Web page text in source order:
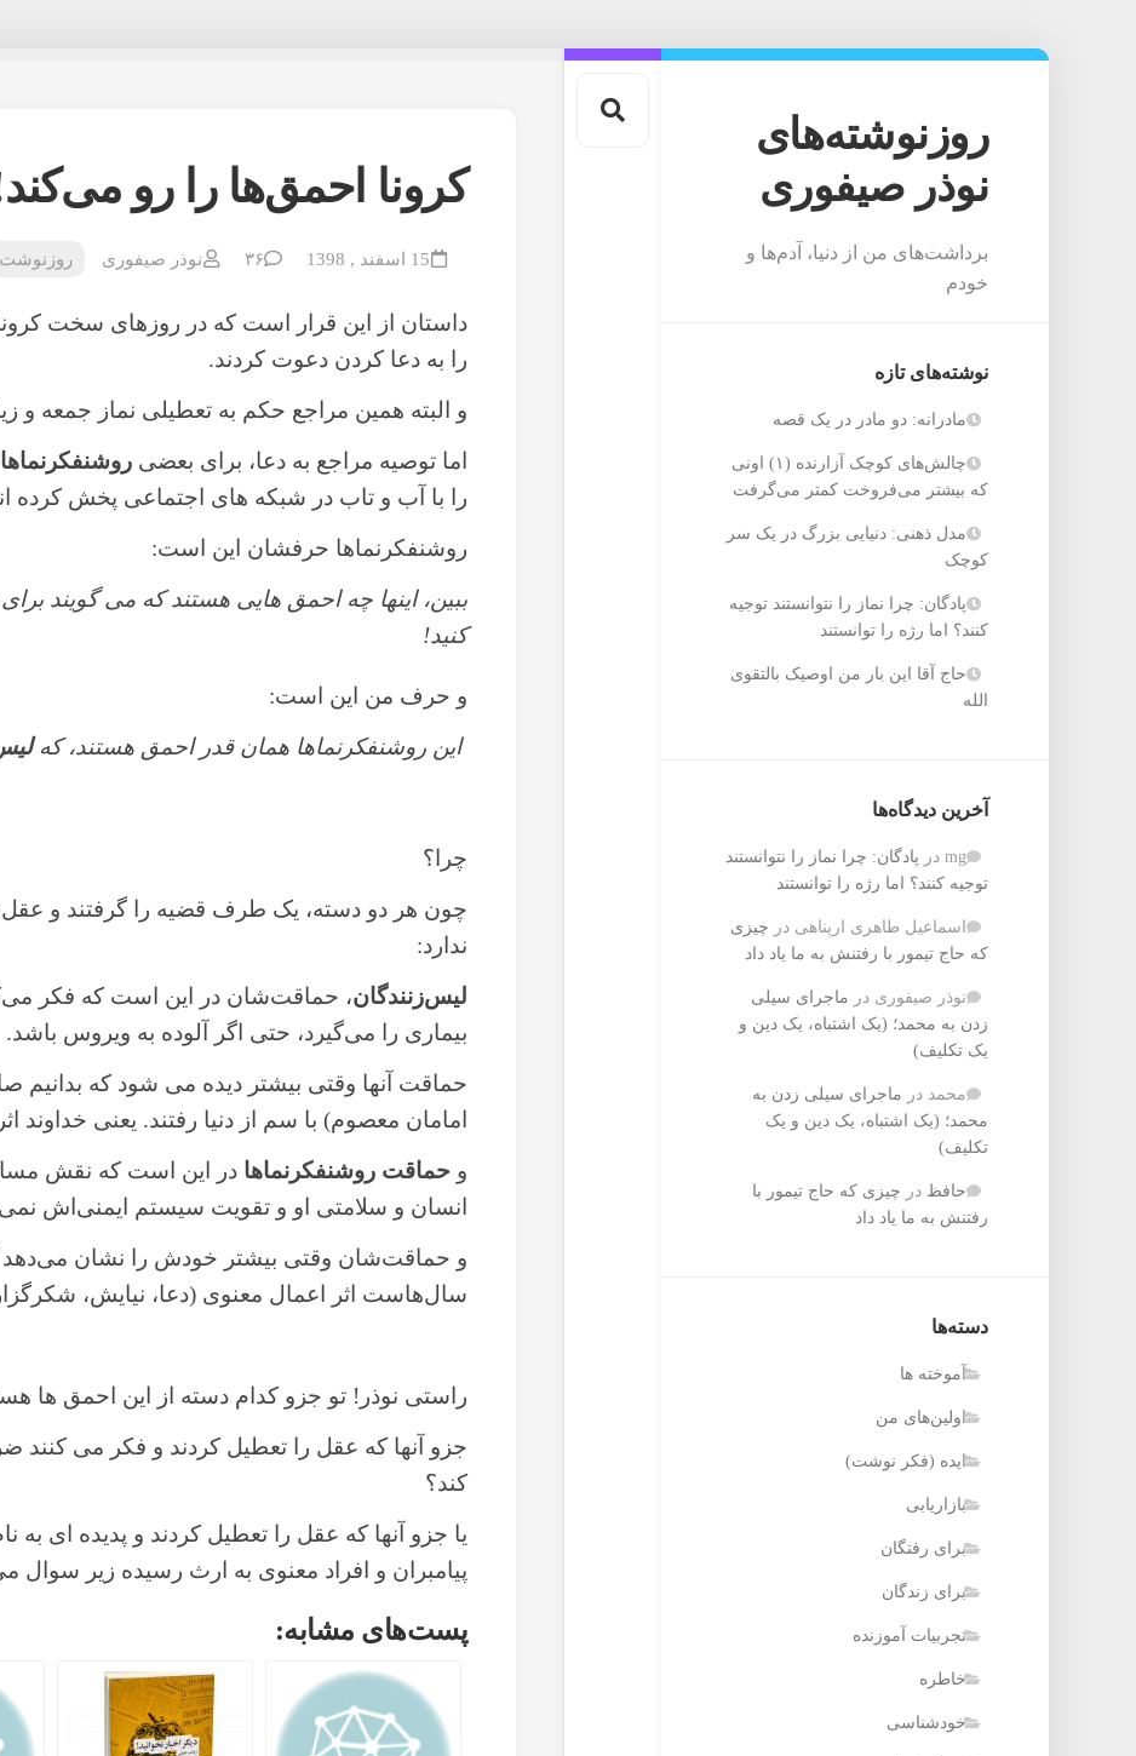
روزنوشته‌های
نوذر صیفوری
برداشت‌های من از دنیا، آدم‌ها و
خودم
نوشته‌های تازه
مادرانه: دو مادر در یک قصه
چالش‌های کوچک آزارنده (۱) اونی
که بیشتر می‌فروخت کمتر می‌گرفت
مدل ذهنی: دنیایی بزرگ در یک سر
کوچک
پادگان: چرا نماز را نتوانستند توجیه
کنند؟ اما رژه را توانستند
حاج آقا این بار من اوصیک بالتقوی
الله
آخرین دیدگاه‌ها
mg در پادگان: چرا نماز را نتوانستند
توجیه کنند؟ اما رژه را توانستند
اسماعیل طاهری ارپناهی در چیزی
که حاج تیمور با رفتنش به ما یاد داد
نوذر صیفوری در ماجرای سیلی
زدن به محمد؛ (یک اشتباه، یک دین و
یک تکلیف)
محمد در ماجرای سیلی زدن به
محمد؛ (یک اشتباه، یک دین و یک
تکلیف)
حافظ‌ در چیزی که حاج تیمور با
رفتنش به ما یاد داد
دسته‌ها
آموخته ها
اولین‌های من
ایده (فکر نوشت)
بازاریابی
برای رفتگان
برای زندگان
تجربیات آموزنده
خاطره
خودشناسی
کرونا احمق‌ها را رو
15 اسفند , 1398 ۳۶ نوذر صیفوری روزنوشت
داستان از این قرار است که در روزهای سخت
را به دعا کردن دعوت کردند.
و البته همین مراجع حکم به تعطیلی نماز جمعه و
اما توصیه مراجع به دعا، برای بعضی روشنفکرنماها
را با آب و تاب در شبکه های اجتماعی پخش کرده
روشنفکرنماها حرفشان این است:
ببین، اینها چه احمق هایی هستند که می گویند
کنید!
و حرف من این است:
این روشنفکرنماها همان قدر احمق هستند، که
چرا؟
چون هر دو دسته، یک طرف قضیه را گرفتند و
ندارد:
لیس‌زنندگان، حماقت‌شان در این است که فکر
بیماری را می‌گیرد، حتی اگر آلوده به ویروس باشد.
حماقت آنها وقتی بیشتر دیده می شود که بدانیم
امامان معصوم) با سم از دنیا رفتند. یعنی خداوند
و حماقت روشنفکرنماها در این است که نقش
انسان و سلامتی او و تقویت سیستم ایمنی‌اش
و حماقت‌شان وقتی بیشتر خودش را نشان می‌دهد
سال‌هاست اثر اعمال معنوی (دعا، نیایش،
راستی نوذر! تو جزو کدام دسته از این احمق ها
جزو آنها که عقل را تعطیل کردند و فکر می کنند
کند؟
یا جزو آنها که عقل را تعطیل کردند و پدیده ای به
پیامبران و افراد معنوی به ارث رسیده زیر سوال
پست‌های مشابه: